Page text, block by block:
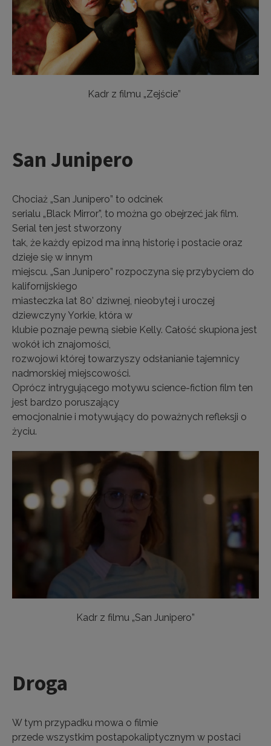
Kadr z filmu „Zejście”
San Junipero
Chociaż „San Junipero” to odcinek
serialu „Black Mirror”, to można go obejrzeć jak film.
Serial ten jest stworzony
tak, że każdy epizod ma inną historię i postacie oraz
dzieje się w innym
miejscu. „San Junipero” rozpoczyna się przybyciem do
kalifornijskiego
miasteczka lat 80’ dziwnej, nieobytej i uroczej
dziewczyny Yorkie, która w
klubie poznaje pewną siebie Kelly. Całość skupiona jest
wokół ich znajomości,
rozwojowi której towarzyszy odsłanianie tajemnicy
nadmorskiej miejscowości.
Oprócz intrygującego motywu science-fiction film ten
jest bardzo poruszający
emocjonalnie i motywujący do poważnych refleksji o
życiu.
Kadr z filmu „San Junipero”
Droga
W tym przypadku mowa o filmie
przede wszystkim postapokaliptycznym w postaci